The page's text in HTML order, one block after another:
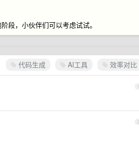
段，小伙伴们可以考虑试试。
代码生成 AI工具 效率对比
1
2